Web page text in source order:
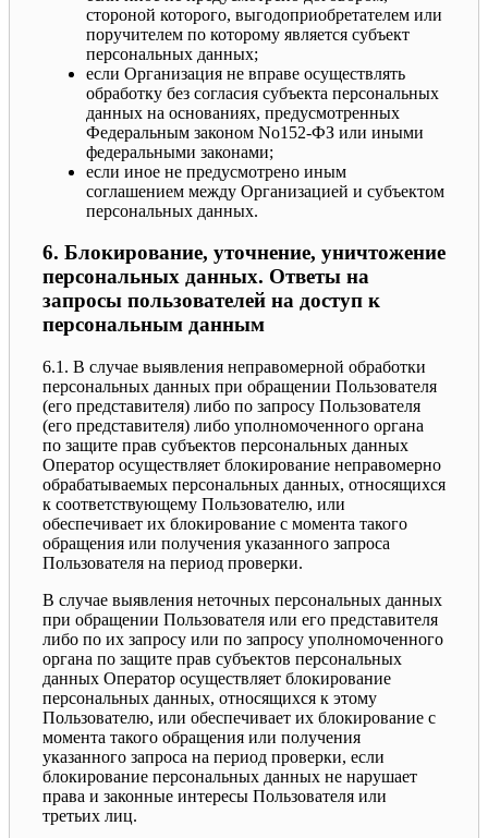
стороной которого, выгодоприобретателем или
поручителем по которому является субъект
персональных данных;
если Организация не вправе осуществлять
обработку без согласия субъекта персональных
данных на основаниях, предусмотренных
Федеральным законом No152-ФЗ или иными
федеральными законами;
если иное не предусмотрено иным
соглашением между Организацией и субъектом
персональных данных.
6. Блокирование, уточнение, уничтожение
персональных данных. Ответы на
запросы пользователей на доступ к
персональным данным
6.1. В случае выявления неправомерной обработки
персональных данных при обращении Пользователя
(его представителя) либо по запросу Пользователя
(его представителя) либо уполномоченного органа
по защите прав субъектов персональных данных
Оператор осуществляет блокирование неправомерно
обрабатываемых персональных данных, относящихся
к соответствующему Пользователю, или
обеспечивает их блокирование с момента такого
обращения или получения указанного запроса
Пользователя на период проверки.
В случае выявления неточных персональных данных
при обращении Пользователя или его представителя
либо по их запросу или по запросу уполномоченного
органа по защите прав субъектов персональных
данных Оператор осуществляет блокирование
персональных данных, относящихся к этому
Пользователю, или обеспечивает их блокирование с
момента такого обращения или получения
указанного запроса на период проверки, если
блокирование персональных данных не нарушает
права и законные интересы Пользователя или
третьих лиц.